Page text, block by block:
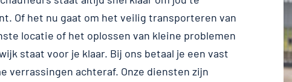
Of het nu gaat om het veilig transporteren van
locatie of het oplossen van kleine problemen
staat voor je klaar. Bij ons betaal je een vast
verrassingen achteraf. Onze diensten zijn